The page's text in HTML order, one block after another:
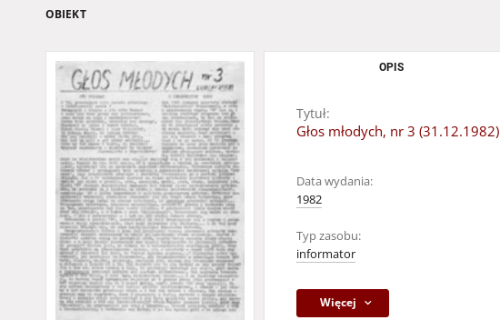
OBIEKT
OPIS
Tytuł:
Głos młodych, nr 3 (31.12.1982)
Data wydania:
1982
Typ zasobu:
informator
Więcej